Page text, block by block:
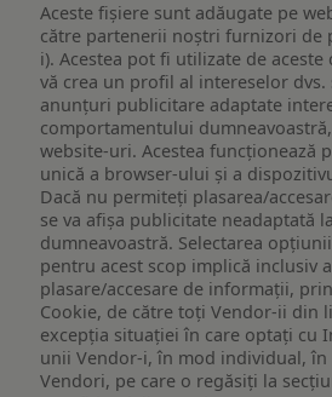
Aceste fișiere sunt adăugate pe
către partenerii noștri furnizori de
i). Acestea pot fi utilizate de
vă crea un profil al intereselor dvs.
anunțuri publicitare adaptate
comportamentului
website-uri. Acestea funcționează
unică a browser-ului și a
Dacă nu permiteți plasarea/
se va afișa publicitate neadaptată
dumneavoastră. Selectarea
pentru acest scop implică inclusiv
plasare/accesare de informații,
Cookie, de către toți Vendor-ii din
excepția situației în care optați cu
unii Vendor-i, în mod individual, în
Vendori, pe care o regăsiți la